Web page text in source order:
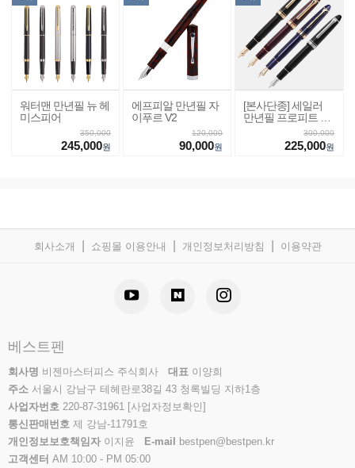
워터맨 만년필 뉴 헤
미스피어
350,000
245,000원
에프피알 만년필 자
이푸르 V2
120,000
90,000원
[본사단종] 세일러
만년필 프로피트 라
300,000
225,000원
회사소개 쇼핑몰 이용안내 개인정보처리방침 이용약관
베스트펜
회사명 비젠마스터피스 주식회사 대표 이양희
주소 서울시 강남구 테헤란로38길 43 청록빌딩 지하1층
사업자번호 220-87-31961
[사업자정보확인]
통신판매번호 제 강남-11791호
개인정보보호책임자 이지윤 E-mail
bestpen@bestpen.kr
고객센터 AM 10:00 - PM 05:00